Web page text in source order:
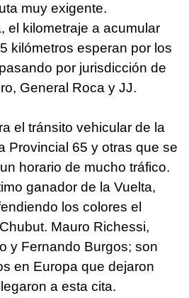
muy exigente.
el kilometraje a acumular
kilómetros esperan por los
por jurisdicción de
General Roca y JJ.
el tránsito vehicular de la
Provincial 65 y otras que se
horario de mucho tráfico.
ganador de la Vuelta,
los colores el
Mauro Richessi,
y Fernando Burgos; son
en Europa que dejaron
a esta cita.